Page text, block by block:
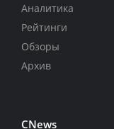
Аналитика
Рейтинги
Обзоры
Архив
CNews